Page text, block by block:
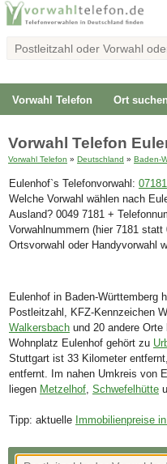
Vorwahl Telefon Ort suchen
Vorwahl Telefon
Vorwahl Telefon » Deutschland » Baden-
Eulenhof`s Telefonvorwahl: 07181
Welche Vorwahl wählen nach
Ausland? 0049 7181 +
Vorwahlnummern (hier 7181
Ortsvorwahl oder Handyvorwahl
Eulenhof in Baden-Württemberg
Postleitzahl, KFZ-Kennzeichen
Walkersbach und 20 andere Orte
Wohnplatz Eulenhof gehört zu
Stuttgart ist 33 Kilometer
entfernt. Im nahen Umkreis von
liegen Metzelhof, Schwefelhütte
Tipp: aktuelle Immobilienpreise